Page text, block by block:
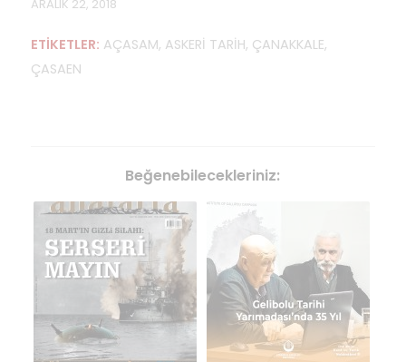
ARALIK 22, 2018
ETIKETLER: AÇASAM, ASKERİ TARİH, ÇANAKKALE,
ÇASAEN
Beğenebilecekleriniz: